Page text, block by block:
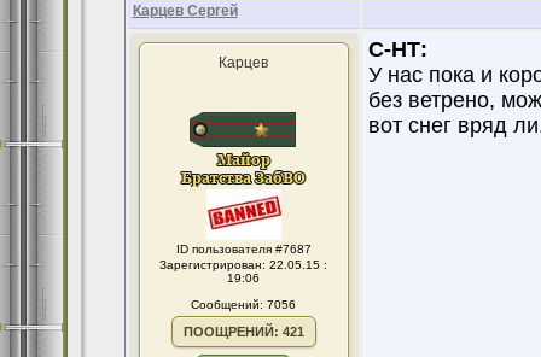
Карцев Сергей
Карцев
ID пользователя #7687
Зарегистрирован: 22.05.15 :
19:06
Сообщений: 7056
ПООЩРЕНИЙ: 421
С-НТ:
У нас пока и
без ветрено,
вот снег вряд